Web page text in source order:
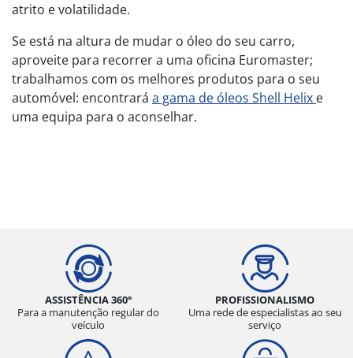
atrito e volatilidade.
Se está na altura de mudar o óleo do seu carro,
aproveite para recorrer a uma oficina Euromaster;
trabalhamos com os melhores produtos para o seu
automóvel: encontrará a gama de óleos Shell Helix e
uma equipa para o aconselhar.
ASSISTÊNCIA 360°
Para a manutenção regular do
veículo
PROFISSIONALISMO
Uma rede de especialistas ao seu
serviço